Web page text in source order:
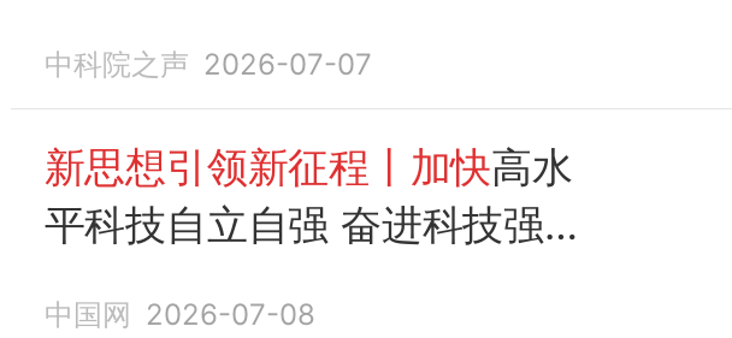
中科院之声 2026-07-07
新思想引领新征程丨加快高水
平科技自立自强 奋进科技强国
中国网 2026-07-08